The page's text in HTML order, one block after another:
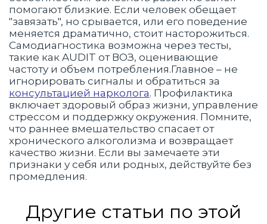
помогают близкие. Если человек обещает
"завязать", но срывается, или его поведение
меняется драматично, стоит насторожиться.
Самодиагностика возможна через тесты,
такие как AUDIT от ВОЗ, оценивающие
частоту и объем потребления.Главное – не
игнорировать сигналы и обратиться за
консультацией нарколога. Профилактика
включает здоровый образ жизни, управление
стрессом и поддержку окружения. Помните,
что раннее вмешательство спасает от
хронического алкоголизма и возвращает
качество жизни. Если вы замечаете эти
признаки у себя или родных, действуйте без
промедления.
Другие статьи по этой